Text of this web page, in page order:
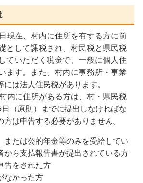
現在、村内に住所を有する方に前
として課税され、村民税と県民税
ていただく税金で、一般に個人住
ます。また、村内に事務所・事業
には法人住民税があります。
内に住所がある方は、村・県民税
（原則）までに提出しなければな
方は申告する必要がありません。
または公的年金等のみを受給してい
から支払報告書が提出されている方
告をされた方
なかった方